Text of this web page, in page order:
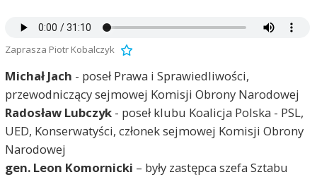
Zaprasza Piotr Kobalczyk
Michał Jach - poseł Prawa i Sprawiedliwości,
przewodniczący sejmowej Komisji Obrony Narodowej
Radosław Lubczyk- poseł klubu Koalicja Polska - PSL,
UED, Konserwatyści, członek sejmowej Komisji Obrony
Narodowej
gen. Leon Komornicki – były zastępca szefa Sztabu